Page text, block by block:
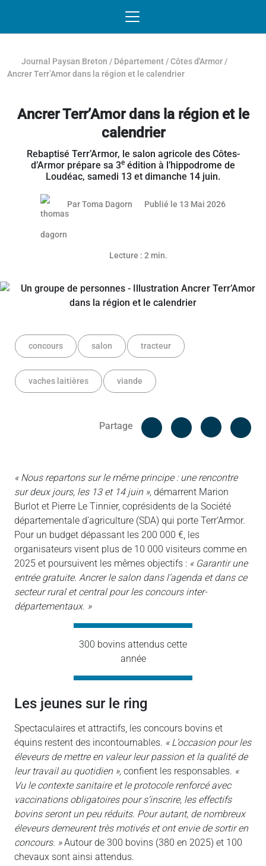
Journal Paysan Breton / Département /Côtes d'Armor /
Ancrer Terr’Amor dans la région et le calendrier
Ancrer Terr’Amor dans la région et le
calendrier
Rebaptisé Terr’Armor, le salon agricole des Côtes-
d’Armor prépare sa 3e édition à l’hippodrome de
Loudéac, samedi 13 et dimanche 14 juin.
ParToma Dagorn Publié le 13 Mai 202612 mai
Lecture : 2 min.
concours salon tracteur
vaches laitières viande
Partage
Facebook
« Nous repartons sur le même principe : une rencontre
sur deux jours, les 13 et 14 juin », démarrent Marion
Burlot et Pierre Le Tinnier, coprésidents de la Société
départementale d’agriculture (SDA) qui porte Terr’Armor.
Pour un budget dépassant les 200 000 €, les
organisateurs visent plus de 10 000 visiteurs comme en
2025 et poursuivent les mêmes objectifs : « Garantir une
entrée gratuite. Ancrer le salon dans l’agenda et dans ce
secteur rural et central pour les concours inter-
départementaux. »
300 bovins attendus cette
année
les jeunes sur le ring
Spectaculaires et attractifs, les concours bovins et
équins restent des incontournables. « L’occasion pour les
éleveurs de mettre en valeur leur passion et la qualité de
leur travail au quotidien », confient les responsables. «
Vu le contexte sanitaire et le protocole renforcé avec
vaccinations obligatoires pour s’inscrire, les effectifs
bovins seront un peu réduits. Pour autant, de nombreux
éleveurs demeurent très motivés et ont envie de sortir en
concours. »Autour de 300 bovins (380 en 2025) et 100
chevaux sont ainsi attendus.